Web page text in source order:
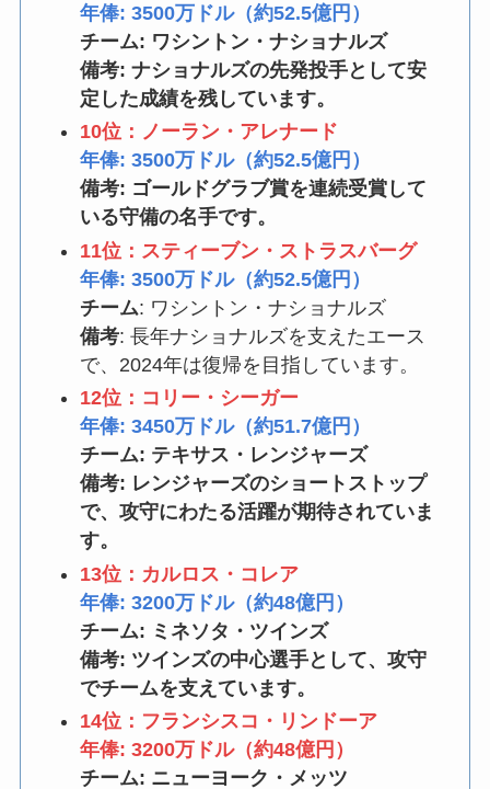
年俸: 3500万ドル（約52.5億円）
チーム: ワシントン・ナショナルズ
備考: ナショナルズの先発投手として安
定した成績を残しています。
10位：ノーラン・アレナード
年俸: 3500万ドル（約52.5億円）
備考: ゴールドグラブ賞を連続受賞して
いる守備の名手です。
11位：スティーブン・ストラスバーグ
年俸: 3500万ドル（約52.5億円）
チーム: ワシントン・ナショナルズ
備考: 長年ナショナルズを支えたエース
で、2024年は復帰を目指しています。
12位：コリー・シーガー
年俸: 3450万ドル（約51.7億円）
チーム: テキサス・レンジャーズ
備考: レンジャーズのショートストップ
で、攻守にわたる活躍が期待されていま
す。
13位：カルロス・コレア
年俸: 3200万ドル（約48億円）
チーム: ミネソタ・ツインズ
備考: ツインズの中心選手として、攻守
でチームを支えています。
14位：フランシスコ・リンドーア
年俸: 3200万ドル（約48億円）
チーム: ニューヨーク・メッツ